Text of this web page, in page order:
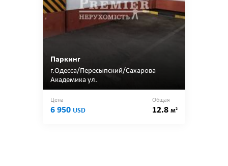
Паркинг
г.Одесса/Пересыпский/Сахарова
Академика ул.
Цена
6 950 USD
Общая
12.8 м2